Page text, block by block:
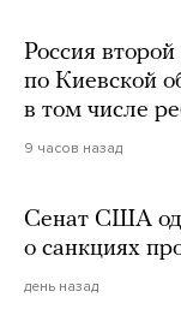
Россия
по Киевской
в том числе
9 часов назад
Сенат США
о санкциях
день назад